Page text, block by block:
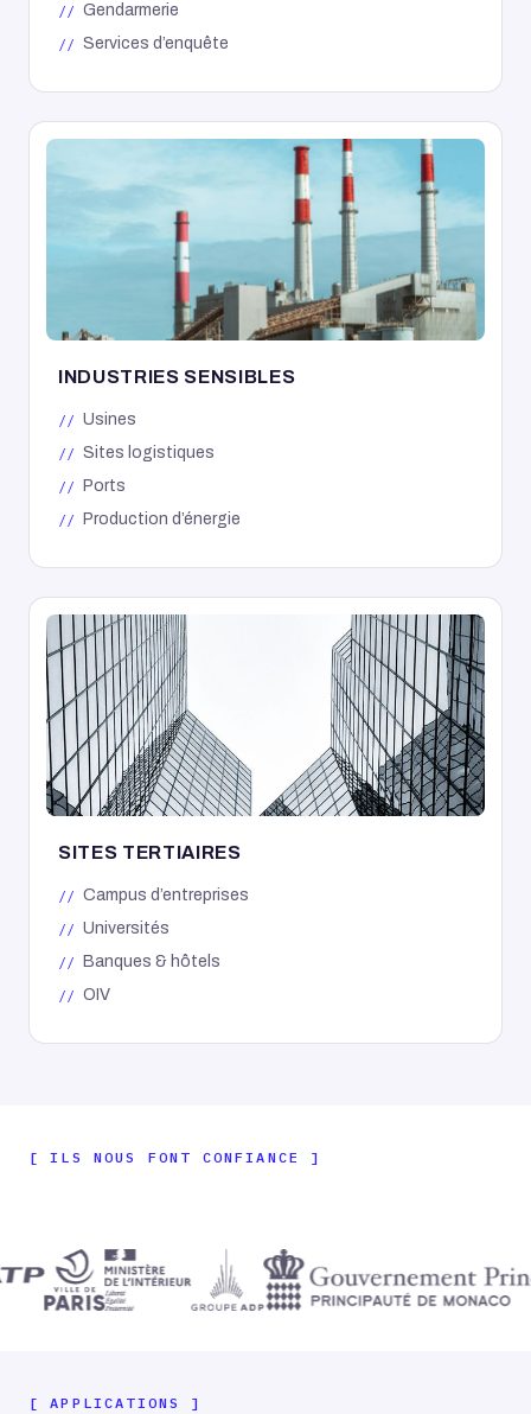
Gendarmerie
Services d’enquête
INDUSTRIES SENSIBLES
Usines
Sites logistiques
Ports
Production d’énergie
SITES TERTIAIRES
Campus d’entreprises
Universités
Banques & hôtels
OIV
ILS NOUS FONT CONFIANCE
APPLICATIONS